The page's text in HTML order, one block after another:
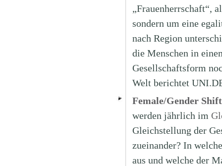
„Frauenherrschaft“,
sondern um eine
nach Region
die Menschen in
Gesellschaftsform
Welt berichtet
Female/Gender
werden jährlich im
Gleichstellung der
zueinander? In
aus und welche der